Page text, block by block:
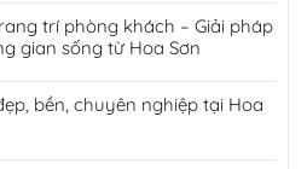
trí phòng khách – Giải pháp
gian sống từ Hoa Sơn
bền, chuyên nghiệp tại Hoa